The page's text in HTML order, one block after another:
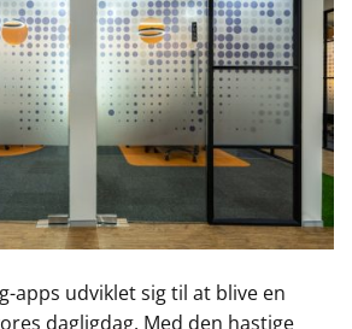
apps udviklet sig til at blive en
dagligdag. Med den hastige